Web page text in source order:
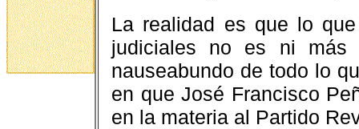
La realidad es que lo
judiciales no es ni más
nauseabundo de todo lo
en que José Francisco
en la materia al Partido